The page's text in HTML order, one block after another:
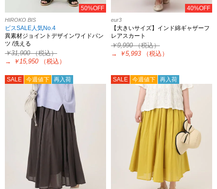
50%OFF
HIROKO BIS
ビスSALE人気No.4
異素材ジョイントデザインワイドパン
ツ /洗える
￥31,900（税込）
→
￥15,950 （税込）
40%OFF
eur3
【大きいサイズ】インド綿ギャザーフ
レアスカート
￥9,990（税込）
→
￥5,993 （税込）
SALE 今週値下 再入荷 SALE 今週値下 再入荷